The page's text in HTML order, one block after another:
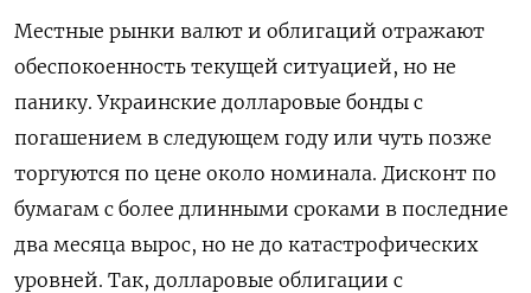
Местные рынки валют и облигаций отражают
обеспокоенность текущей ситуацией, но не
панику. Украинские долларовые бонды с
погашением в следующем году или чуть позже
торгуются по цене около номинала. Дисконт по
бумагам с более длинными сроками в последние
два месяца вырос, но не до катастрофических
уровней. Так, долларовые облигации с